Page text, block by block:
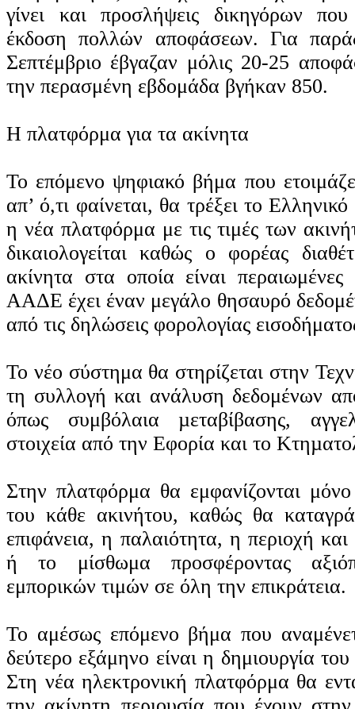
γίνει και προσλήψεις δικηγόρων
έκδοση πολλών αποφάσεων. Για
Σεπτέμβριο έβγαζαν μόλις 20-25
την περασμένη εβδομάδα βγήκαν 850.
Η πλατφόρμα για τα ακίνητα
Το επόμενο ψηφιακό βήμα που
απ’ ό,τι φαίνεται, θα τρέξει το
η νέα πλατφόρμα με τις τιμές των
δικαιολογείται καθώς ο φορέας
ακίνητα στα οποία είναι
ΑΑΔΕ έχει έναν μεγάλο θησαυρό
από τις δηλώσεις φορολογίας
Το νέο σύστημα θα στηρίζεται στην
τη συλλογή και ανάλυση δεδομένων
όπως συμβόλαια µεταβίβασης,
στοιχεία από την Εφορία και το
Στην πλατφόρμα θα εμφανίζονται μόνο
του κάθε ακινήτου, καθώς θα
επιφάνεια, η παλαιότητα, η περιοχή
ή το μίσθωμα προσφέροντας
εμπορικών τιμών σε όλη την επικράτεια.
Το αμέσως επόμενο βήμα που
δεύτερο εξάμηνο είναι η δημιουργία
Στη νέα ηλεκτρονική πλατφόρμα θα